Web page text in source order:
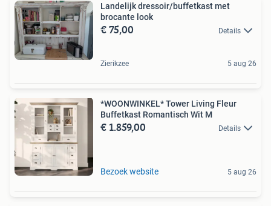
Landelijk dressoir/buffetkast met
brocante look
€ 75,00 Details
Zierikzee 5 aug 26
*WOONWINKEL* Tower Living Fleur
Buffetkast Romantisch Wit M
€ 1.859,00 Details
Bezoek website 5 aug 26